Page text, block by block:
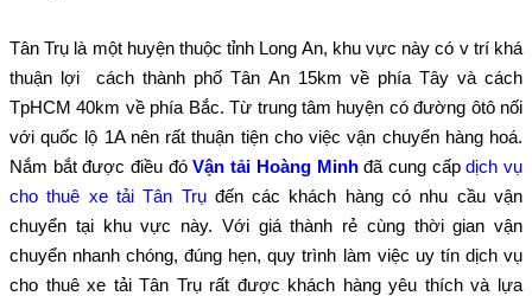
Tân Trụ là một huyện thuộc tỉnh Long An, khu vực này có v trí khá
thuận lợi cách thành phố Tân An 15km về phía Tây và cách
TpHCM 40km về phía Bắc. Từ trung tâm huyện có đường ôtô nối
với quốc lộ 1A nên rất thuận tiện cho việc vận chuyển hàng hoá.
Nắm bắt được điều đó Vận tải Hoàng Minh đã cung cấpdịch vụ
cho thuê xe tải Tân Trụđến các khách hàng có nhu cầu vận
chuyển tại khu vực này. Với giá thành rẻ cùng thời gian vận
chuyển nhanh chóng, đúng hẹn, quy trình làm việc uy tín dịch vụ
cho thuê xe tải Tân Trụ rất được khách hàng yêu thích và lựa